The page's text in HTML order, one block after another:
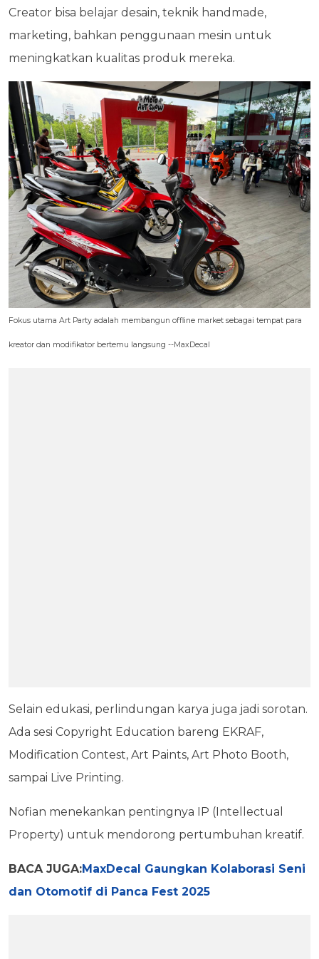
Creator bisa belajar desain, teknik handmade,
marketing, bahkan penggunaan mesin untuk
meningkatkan kualitas produk mereka.
Fokus utama Art Party adalah membangun offline market sebagai tempat para
kreator dan modifikator bertemu langsung --MaxDecal
Selain edukasi, perlindungan karya juga jadi sorotan.
Ada sesi Copyright Education bareng EKRAF,
Modification Contest, Art Paints, Art Photo Booth,
sampai Live Printing.
Nofian menekankan pentingnya IP (Intellectual
Property) untuk mendorong pertumbuhan kreatif.
BACA JUGA:MaxDecal Gaungkan Kolaborasi Seni
dan Otomotif di Panca Fest 2025